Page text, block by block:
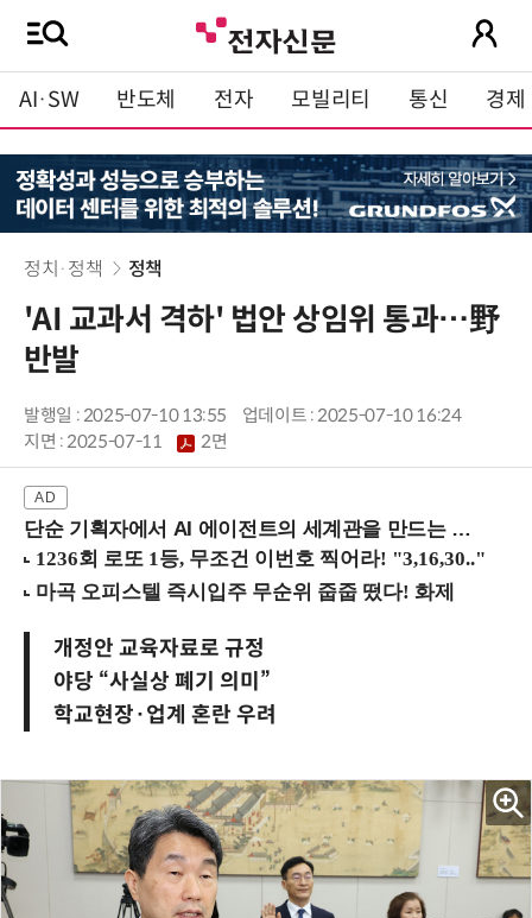
AI·SW 반도체 전자 모빌리티 통신 경제
정치·정책 정책
'AI 교과서 격하' 법안 상임위 통과…野
반발
발행일 : 2025-07-10 13:55
업데이트 : 2025-07-10 16:24
지면 :2025-07-11 2면
단순 기획자에서 AI 에이전트의 세계관을 만드는 지식 설계자로.. (8/20 강남역)
개정안 교육자료로 규정
야당 “사실상 폐기 의미”
학교현장·업계 혼란 우려